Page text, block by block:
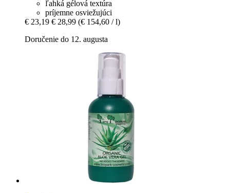
ľahká gélová textúra
príjemne osviežujúci
€ 23,19 € 28,99 (€ 154,60 / l)
Doručenie do 12. augusta